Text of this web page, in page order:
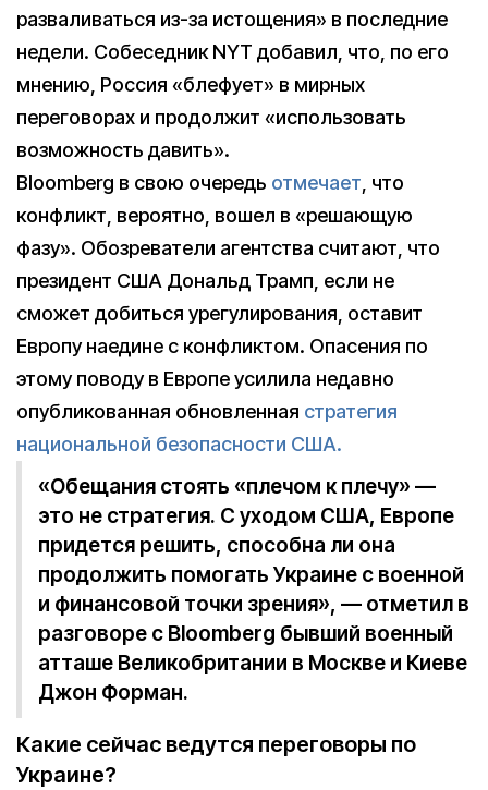
разваливаться из-за истощения» в последние
недели. Собеседник NYT добавил, что, по его
мнению, Россия «блефует» в мирных
переговорах и продолжит «использовать
возможность давить».
Bloomberg в свою очередь отмечает, что
конфликт, вероятно, вошел в «решающую
фазу». Обозреватели агентства считают, что
президент США Дональд Трамп, если не
сможет добиться урегулирования, оставит
Европу наедине с конфликтом. Опасения по
этому поводу в Европе усилила недавно
опубликованная обновленная стратегия
национальной безопасности США.
«Обещания стоять «плечом к плечу» —
это не стратегия. С уходом США, Европе
придется решить, способна ли она
продолжить помогать Украине с военной
и финансовой точки зрения», — отметил в
разговоре с Bloomberg бывший военный
атташе Великобритании в Москве и Киеве
Джон Форман.
Какие сейчас ведутся переговоры по
Украине?